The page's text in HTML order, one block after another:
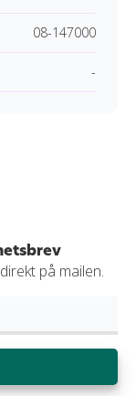
08-147000
-
på mailen.